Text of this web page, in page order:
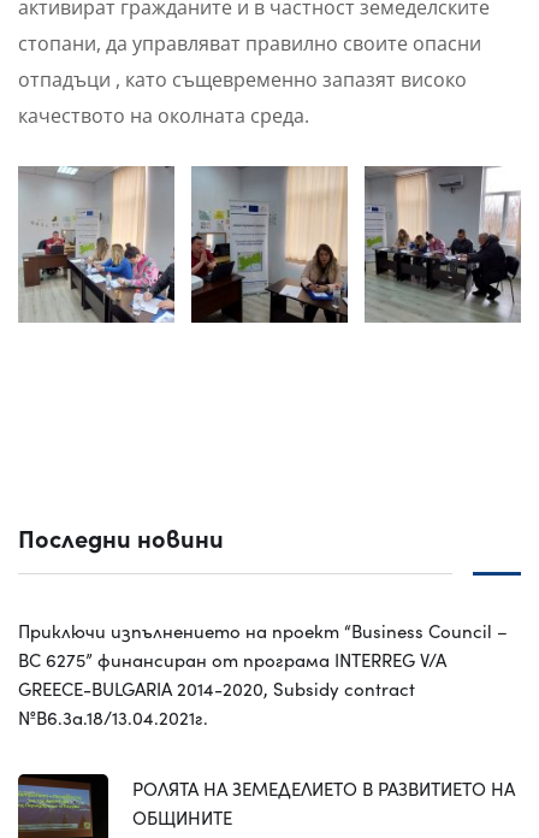
активират гражданите и в частност земеделските
стопани, да управляват правилно своите опасни
отпадъци , като същевременно запазят високо
качеството на околната среда.
Последни новини
Приключи изпълнението на проект “Business Council –
BC 6275” финансиран от програма INTERREG V/A
GREECE-BULGARIA 2014-2020, Subsidy contract
№B6.3a.18/13.04.2021г.
РОЛЯТА НА ЗЕМЕДЕЛИЕТО В РАЗВИТИЕТО НА
ОБЩИНИТЕ